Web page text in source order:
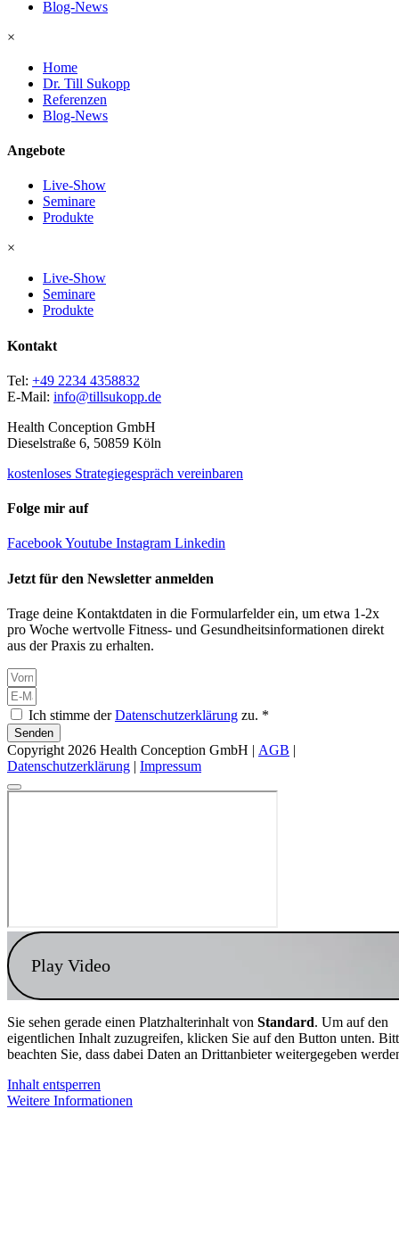
Blog-News
×
Home
Dr. Till Sukopp
Referenzen
Blog-News
Angebote
Live-Show
Seminare
Produkte
×
Live-Show
Seminare
Produkte
Kontakt
Tel: +49 2234 4358832
E-Mail: info@tillsukopp.de
Health Conception GmbH
Dieselstraße 6, 50859 Köln
kostenloses Strategiegespräch vereinbaren
Folge mir auf
FacebookYoutube Instagram Linkedin
Jetzt für den Newsletter anmelden
Trage deine Kontaktdaten in die Formularfelder ein, um etwa 1-2x
pro Woche wertvolle Fitness- und Gesundheitsinformationen direkt
aus der Praxis zu erhalten.
Ich stimme derDatenschutzerklärung zu. *
Senden
Copyright 2026 Health Conception GmbH | AGB |
Datenschutzerklärung | Impressum
Play Video
Sie sehen gerade einen Platzhalterinhalt von Standard. Um auf den
eigentlichen Inhalt zuzugreifen, klicken Sie auf den Button unten.
beachten Sie, dass dabei Daten an Drittanbieter weitergegeben
Inhalt entsperren
Weitere Informationen